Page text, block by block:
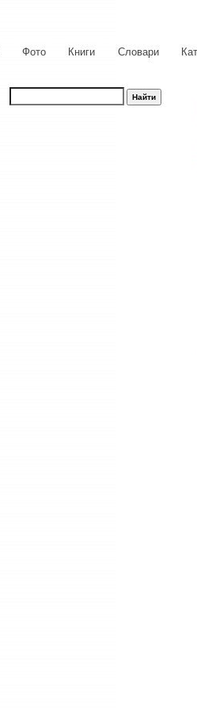
Фото Книги Словари